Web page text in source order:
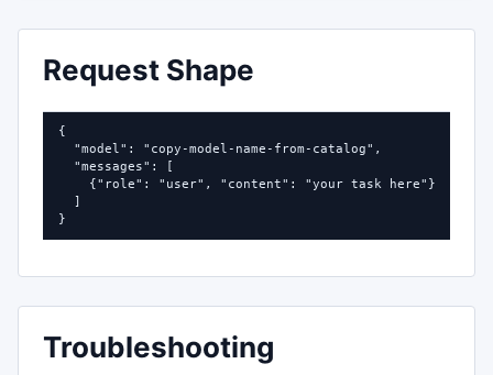
Request Shape
{
  "model": "copy-model-name-from-catalog",
  "messages": [
    {"role": "user", "content": "your task here"}
  ]
}
Troubleshooting